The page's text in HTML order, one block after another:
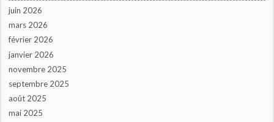
juin 2026
mars 2026
février 2026
janvier 2026
novembre 2025
septembre 2025
août 2025
mai 2025